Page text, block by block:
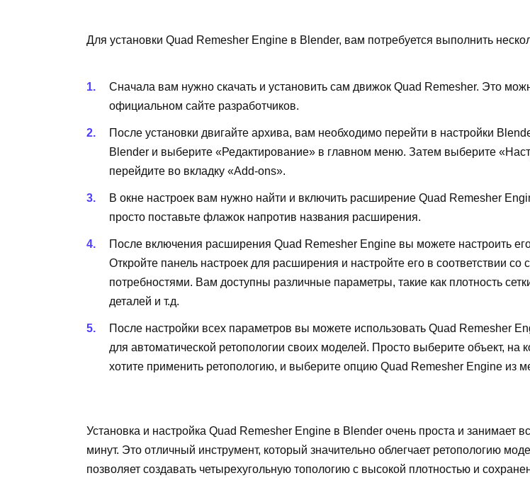
Для установки Quad Remesher Engine в Blender, вам потребуется выполнить
Сначала вам нужно скачать и установить сам движок Quad Remesher. Это
официальном сайте разработчиков.
После установки двигайте архива, вам необходимо перейти в настройки
Blender и выберите «Редактирование» в главном меню. Затем выберите
перейдите во вкладку «Add-ons».
В окне настроек вам нужно найти и включить расширение Quad Remesher
просто поставьте флажок напротив названия расширения.
После включения расширения Quad Remesher Engine вы можете настроить
Откройте панель настроек для расширения и настройте его в соответствии со
потребностями. Вам доступны различные параметры, такие как плотность
деталей и т.д.
После настройки всех параметров вы можете использовать Quad Remesher
для автоматической ретопологии своих моделей. Просто выберите объект, на
хотите применить ретопологию, и выберите опцию Quad Remesher Engine из
Установка и настройка Quad Remesher Engine в Blender очень проста и занимает
минут. Это отличный инструмент, который значительно облегчает ретопологию
позволяет создавать четырехугольную топологию с высокой плотностью и